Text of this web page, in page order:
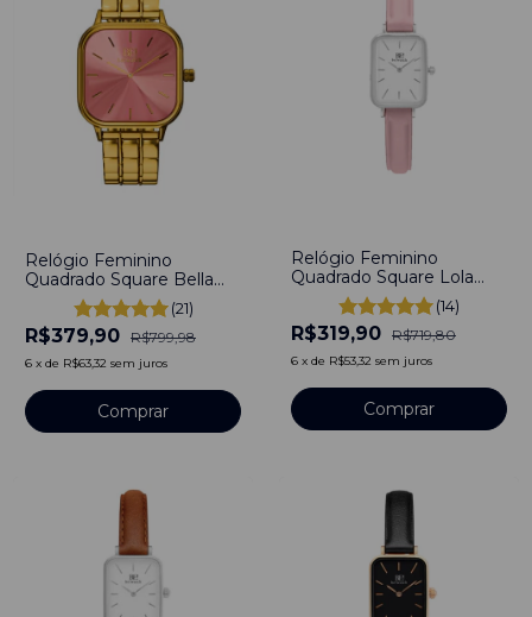
Relógio Feminino
Quadrado Square Bella
Colors Rosa Gold Aço
Inoxidável banhado a
titânio
(21)
R$379,90 R$799,98
6 x de R$63,32 sem juros
Comprar
Relógio Feminino
Quadrado Square Lola
Rosa Aço Inoxidável
banhado a titânio (14)
R$319,90 R$719,80
6 x de R$53,32 sem juros
Comprar